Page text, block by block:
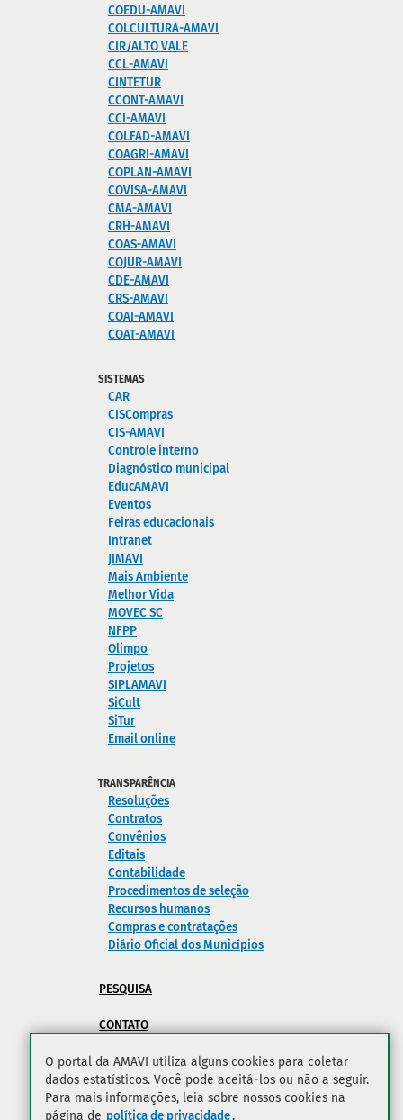
COEDU-AMAVI
COLCULTURA-AMAVI
CIR/ALTO VALE
CCL-AMAVI
CINTETUR
CCONT-AMAVI
CCI-AMAVI
COLFAD-AMAVI
COAGRI-AMAVI
COPLAN-AMAVI
COVISA-AMAVI
CMA-AMAVI
CRH-AMAVI
COAS-AMAVI
COJUR-AMAVI
CDE-AMAVI
CRS-AMAVI
COAI-AMAVI
COAT-AMAVI
SISTEMAS
CAR
CISCompras
CIS-AMAVI
Controle interno
Diagnóstico municipal
EducAMAVI
Eventos
Feiras educacionais
Intranet
JIMAVI
Mais Ambiente
Melhor Vida
MOVEC SC
NFPP
Olimpo
Projetos
SIPLAMAVI
SiCult
SiTur
Email online
TRANSPARÊNCIA
Resoluções
Contratos
Convênios
Editais
Contabilidade
Procedimentos de seleção
Recursos humanos
Compras e contratações
Diário Oficial dos Municípios
PESQUISA
CONTATO
POLÍTICA DE PRIVACIDADE
O portal da AMAVI utiliza alguns cookies para coletar
dados estatísticos. Você pode aceitá-los ou não a seguir.
Para mais informações, leia sobre nossos cookies na
página de política de privacidade.